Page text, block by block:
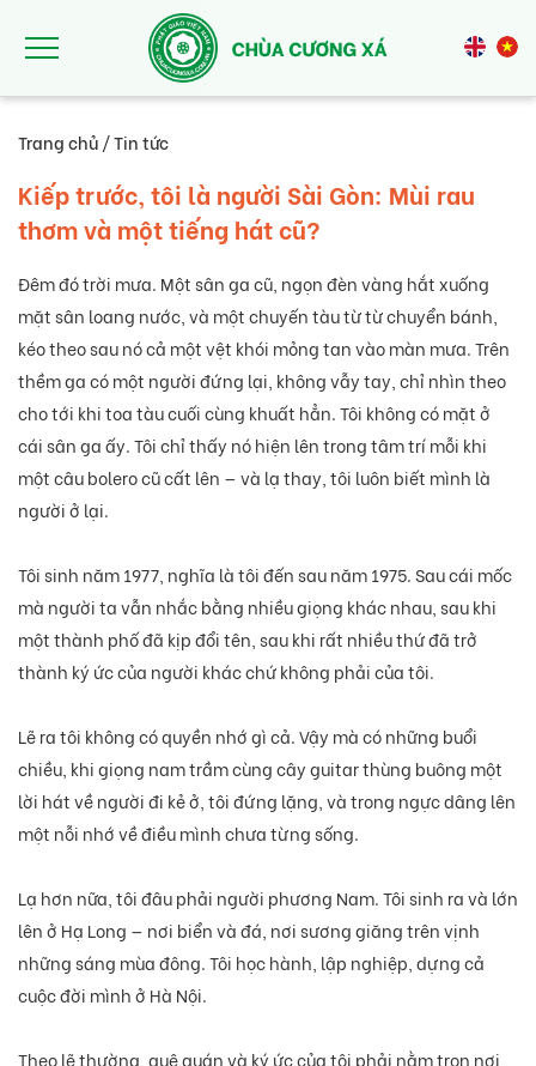
Trang chủ /Tin tức
Kiếp trước, tôi là người Sài Gòn: Mùi rau
thơm và một tiếng hát cũ?
Đêm đó trời mưa. Một sân ga cũ, ngọn đèn vàng hắt xuống
mặt sân loang nước, và một chuyến tàu từ từ chuyển bánh,
kéo theo sau nó cả một vệt khói mỏng tan vào màn mưa. Trên
thềm ga có một người đứng lại, không vẫy tay, chỉ nhìn theo
cho tới khi toa tàu cuối cùng khuất hẳn. Tôi không có mặt ở
cái sân ga ấy. Tôi chỉ thấy nó hiện lên trong tâm trí mỗi khi
một câu bolero cũ cất lên — và lạ thay, tôi luôn biết mình là
người ở lại.
Tôi sinh năm 1977, nghĩa là tôi đến sau năm 1975. Sau cái mốc
mà người ta vẫn nhắc bằng nhiều giọng khác nhau, sau khi
một thành phố đã kịp đổi tên, sau khi rất nhiều thứ đã trở
thành ký ức của người khác chứ không phải của tôi.
Lẽ ra tôi không có quyền nhớ gì cả. Vậy mà có những buổi
chiều, khi giọng nam trầm cùng cây guitar thùng buông một
lời hát về người đi kẻ ở, tôi đứng lặng, và trong ngực dâng lên
một nỗi nhớ về điều mình chưa từng sống.
Lạ hơn nữa, tôi đâu phải người phương Nam. Tôi sinh ra và lớn
lên ở Hạ Long — nơi biển và đá, nơi sương giăng trên vịnh
những sáng mùa đông. Tôi học hành, lập nghiệp, dựng cả
cuộc đời mình ở Hà Nội.
Theo lẽ thường, quê quán và ký ức của tôi phải nằm trọn nơi